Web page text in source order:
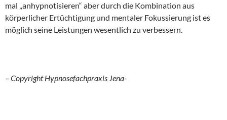
mal „anhypnotisieren“ aber durch die Kombination aus
körperlicher Ertüchtigung und mentaler Fokussierung ist es
möglich seine Leistungen wesentlich zu verbessern.
– Copyright Hypnosefachpraxis Jena-